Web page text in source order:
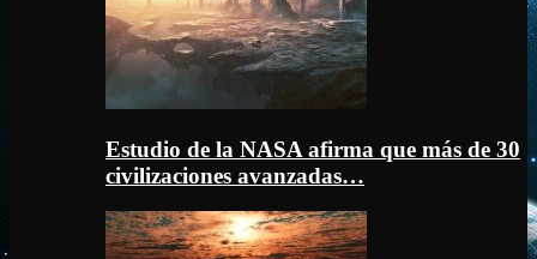
Estudio de la NASA afirma que más de 30
civilizaciones avanzadas…